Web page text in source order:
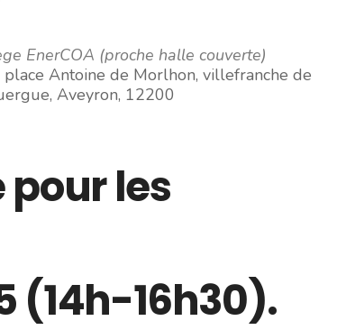
EnerCOA (proche halle couverte)
place Antoine de Morlhon, villefranche de
Aveyron, 12200
les
(14h-16h30).